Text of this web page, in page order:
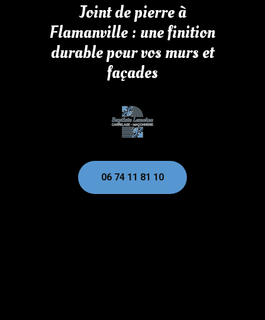
Joint de pierre à
Flamanville : une finition
durable pour vos murs et
façades
06 74 11 81 10